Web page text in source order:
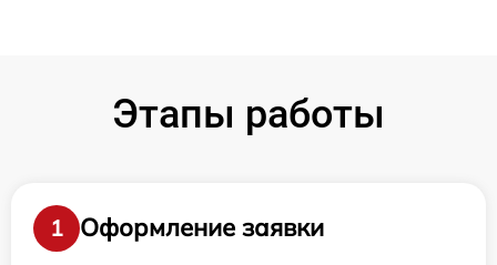
Этапы работы
1
Оформление заявки